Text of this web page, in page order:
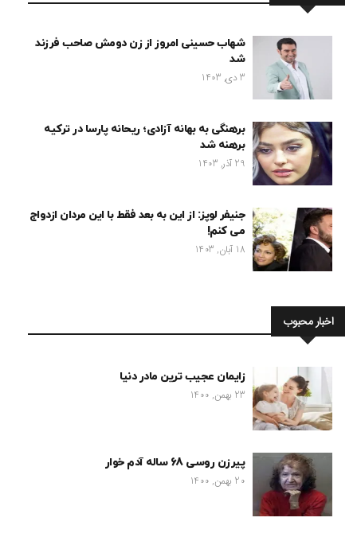
شهاب حسینی امروز از زن دومش صاحب فرزند
شد
3 دی, 1403
برهنگی به بهانه آزادی؛ ریحانه پارسا در ترکیه
برهنه شد
29 آذر, 1403
جنیفر لوپز: از این به بعد فقط با این مردان ازدواج
می کنم!
18 آبان, 1403
اخبار محبوب
زایمان عجیب ترین مادر دنیا
23 بهمن, 1400
پیرزن روسی 68 ساله آدم خوار
20 بهمن, 1400